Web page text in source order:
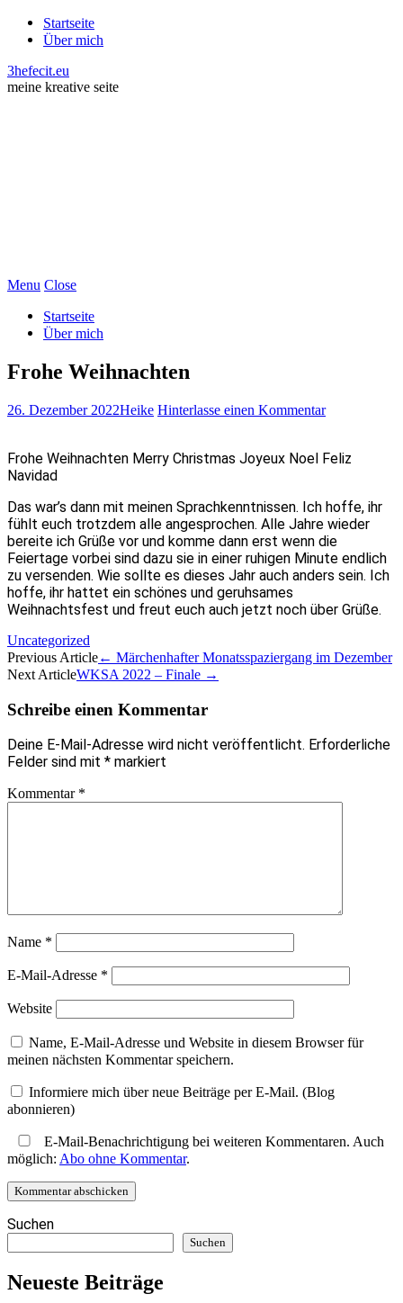
Startseite
Über mich
3hefecit.eu
meine kreative seite
Menu Close
Startseite
Über mich
Frohe Weihnachten
26. Dezember 2022Heike Hinterlasse einen Kommentar
Frohe Weihnachten Merry Christmas Joyeux Noel Feliz
Navidad
Das war’s dann mit meinen Sprachkenntnissen. Ich hoffe, ihr
fühlt euch trotzdem alle angesprochen. Alle Jahre wieder
bereite ich Grüße vor und komme dann erst wenn die
Feiertage vorbei sind dazu sie in einer ruhigen Minute endlich
zu versenden. Wie sollte es dieses Jahr auch anders sein. Ich
hoffe, ihr hattet ein schönes und geruhsames
Weihnachtsfest und freut euch auch jetzt noch über Grüße.
Uncategorized
Artikel-
Navigation
Previous Article← Märchenhafter Monatsspaziergang im Dezember
Next ArticleWKSA 2022 – Finale →
Schreibe einen Kommentar
Deine E-Mail-Adresse wird nicht veröffentlicht. Erforderliche
Felder sind mit * markiert
Kommentar *
Name *
E-Mail-Adresse *
Website
Name, E-Mail-Adresse und Website in diesem Browser für
meinen nächsten Kommentar speichern.
Informiere mich über neue Beiträge per E-Mail. (Blog
abonnieren)
E-Mail-Benachrichtigung bei weiteren Kommentaren. Auch
möglich: Abo ohne Kommentar.
Suchen
Suchen
Neueste Beiträge